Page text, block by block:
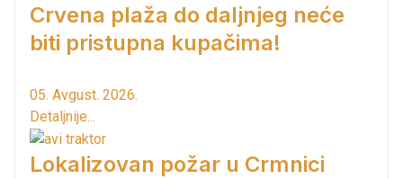
Crvena plaža do daljnjeg neće
biti pristupna kupačima!
05. Avgust. 2026.
Detaljnije...
Lokalizovan požar u Crmnici